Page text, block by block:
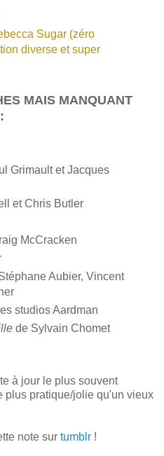
Sugar (zéro
diverse et super
MAIS MANQUANT
Grimault et Jacques
et Chris Butler
McCracken
Aubier, Vincent
studios Aardman
de Sylvain Chomet
à jour le plus souvent
plus pratique/jolie qu'un vieux
note sur tumblr !